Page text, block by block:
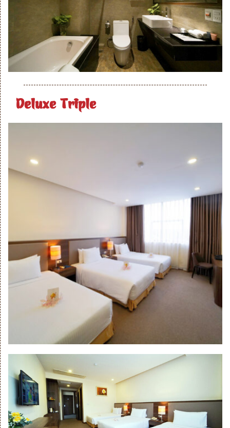
Deluxe Triple